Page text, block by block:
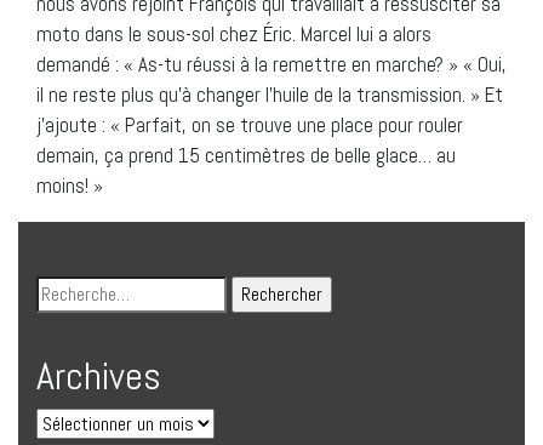
moto dans le sous-sol chez Éric. Marcel lui a alors
demandé : « As-tu réussi à la remettre en marche? » « Oui,
il ne reste plus qu’à changer l’huile de la transmission. » Et
j’ajoute : « Parfait, on se trouve une place pour rouler
demain, ça prend 15 centimètres de belle glace… au
moins! »
Archives